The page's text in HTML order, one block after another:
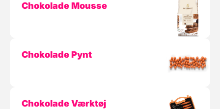
Chokolade Mousse
Chokolade Pynt
Chokolade Værktøj